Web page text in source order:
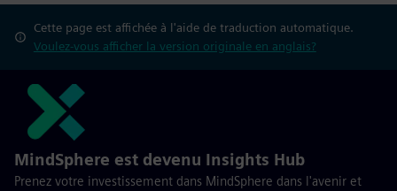
Cette page est affichée à l'aide de traduction automatique.
Voulez-vous afficher la version originale en anglais?
MindSphere est devenu Insights Hub
Prenez votre investissement dans MindSphere dans l'avenir et